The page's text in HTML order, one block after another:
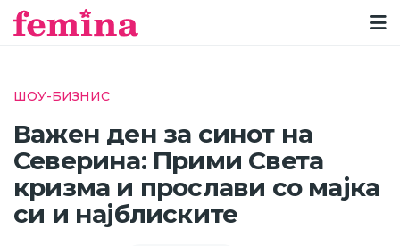
ШОУ-БИЗНИС
Важен ден за синот на
Северина: Прими Света
кризма и прослави со мајка
си и најблиските